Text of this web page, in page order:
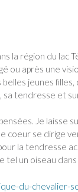
la région du lac
ou après une
jeunes
tendresse et
Je laisse
coeur se dirige
la tendresse
tel un oiseau dans
du-chevalier-